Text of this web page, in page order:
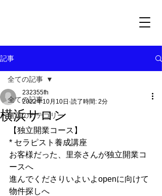
記事
全ての記事
無題のカテゴリー
全ての記事
横浜サロン
232355fh
2022年10月10日 読了時間: 2分
【独立開業コース】
* セラピスト養成講座
お客様だった、里奈さんが独立開業コ
ースへ
進んでくださりいよいよopenに向けて
物件探しへ